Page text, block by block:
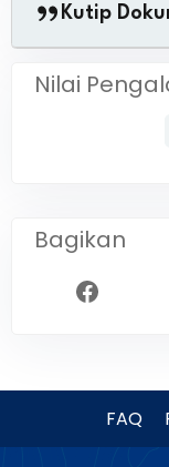
Kutip
Nilai
Bagikan
FAQ